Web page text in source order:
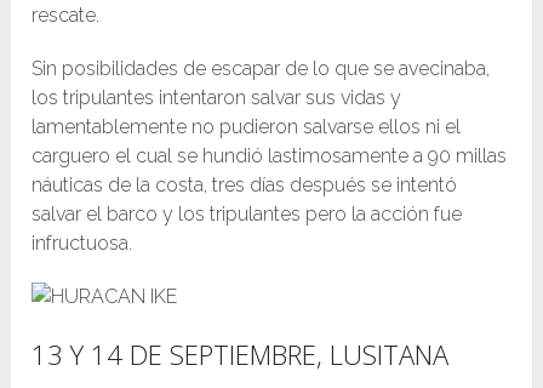
rescate.
Sin posibilidades de escapar de lo que se avecinaba,
los tripulantes intentaron salvar sus vidas y
lamentablemente no pudieron salvarse ellos ni el
carguero el cual se hundió lastimosamente a 90 millas
náuticas de la costa, tres días después se intentó
salvar el barco y los tripulantes pero la acción fue
infructuosa.
13 Y 14 DE SEPTIEMBRE, LUSITANA